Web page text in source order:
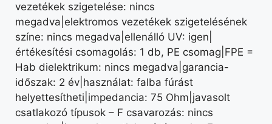
vezetékek szigetelése: nincs
megadva|elektromos vezetékek szigetelésének
színe: nincs megadva|ellenálló UV: igen|
értékesítési csomagolás: 1 db, PE csomag|FPE =
Hab dielektrikum: nincs megadva|garancia-
időszak: 2 év|használat: falba fúrást
helyettesítheti|impedancia: 75 Ohm|javasolt
csatlakozó típusok – F csavarozás: nincs